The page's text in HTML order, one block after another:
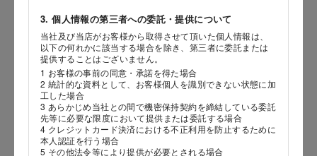
3. 個人情報の第三者への委託・提供について
当社及び当店がお客様から取得させて頂いた個人情報は、
以下の何れかに該当する場合を除き、第三者に委託または
提供することはございません。
1 お客様の事前の同意・承諾を得た場合
2 統計的な資料として、お客様個人を識別できない状態に加
工した場合
3 あらかじめ当社との間で機密保持契約を締結している委託
先等に必要な限度において提供または委託する場合
4 クレジットカード決済における不正利用を防止するために
本人認証を行う場合
5 その他法令等により提供が必要とされる場合
年
月 日
海外 Overseas shops
Indonesia
Malaysia
Hong Kong
UAE
Thailand
Vietnam